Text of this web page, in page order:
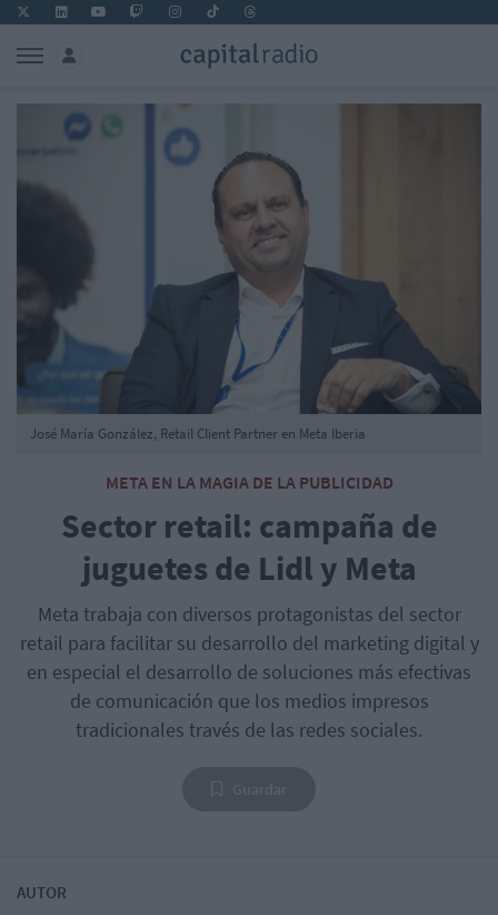
META EN LA MAGIA DE LA PUBLICIDAD
Sector retail: campaña de
juguetes de Lidl y Meta
Meta trabaja con diversos protagonistas del sector
retail para facilitar su desarrollo del marketing digital y
en especial el desarrollo de soluciones más efectivas
de comunicación que los medios impresos
tradicionales través de las redes sociales.
José María González, Retail Client Partner en Meta Iberia
AUTOR